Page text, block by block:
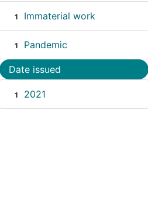
1 Immaterial work
1 Pandemic
Date issued
1 2021